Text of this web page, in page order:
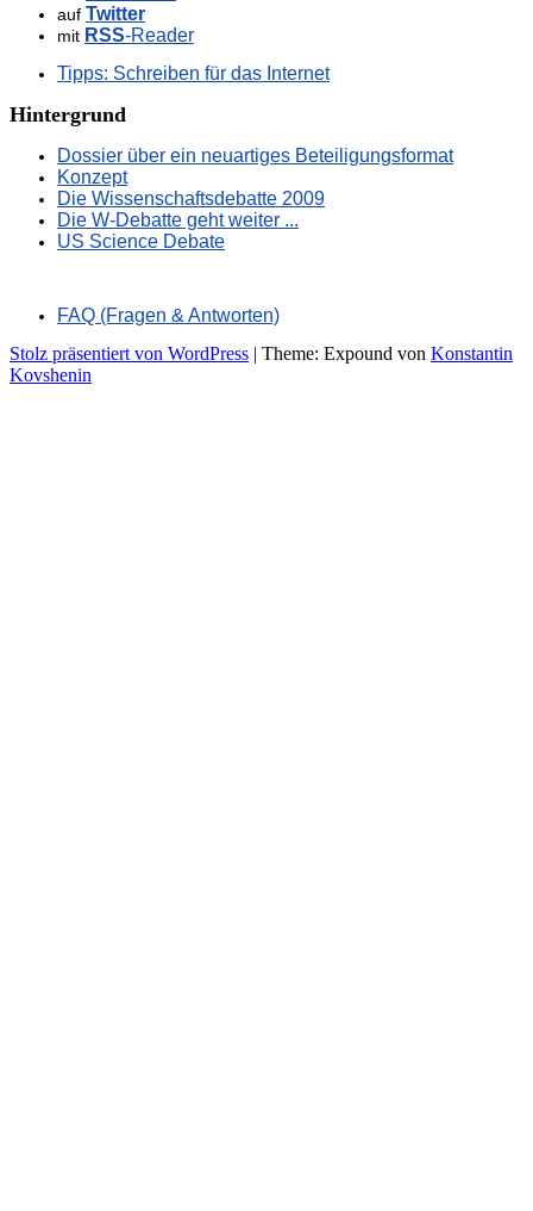
auf Twitter
mit RSS-Reader
Tipps: Schreiben für das Internet
Hintergrund
Dossier über ein neuartiges Beteiligungsformat
Konzept
Die Wissenschaftsdebatte 2009
Die W-Debatte geht weiter ...
US Science Debate
FAQ (Fragen & Antworten)
Stolz präsentiert von WordPress | Theme: Expound von Konstantin
Kovshenin